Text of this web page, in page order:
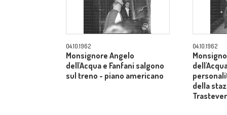
04.10.1962
Monsignore Angelo
dell'Acqua e Fanfani salgono
sul treno - piano americano
04.10.1962
della